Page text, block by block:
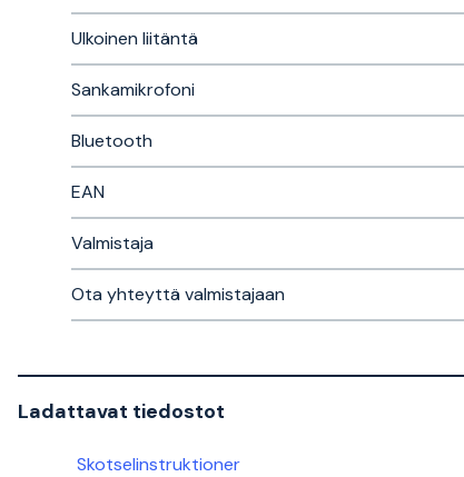
Ulkoinen liitäntä
Sankamikrofoni
Bluetooth
EAN
Valmistaja
Ota yhteyttä valmistajaan
Ladattavat tiedostot
Skotselinstruktioner